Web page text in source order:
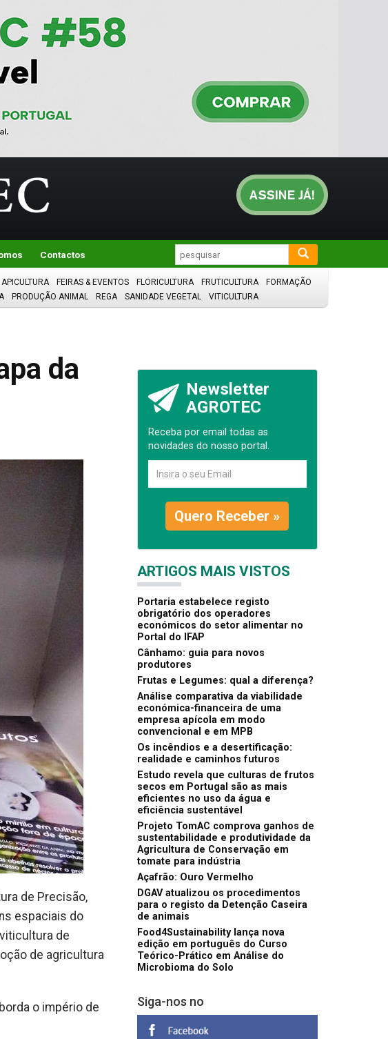
Contactos
APICULTURA FEIRAS & EVENTOS FLORICULTURA FRUTICULTURA
FORMAÇÃO
PRODUÇÃO ANIMAL REGA SANIDADE VEGETAL VITICULTURA
da
de Precisão,
espaciais do
de
de agricultura
o império de
Newsletter
AGROTEC
Receba por email todas as
novidades do nosso portal.
Quero Receber »
ARTIGOS MAIS VISTOS
Portaria estabelece registo
obrigatório dos operadores
económicos do setor alimentar no
Portal do IFAP
Cânhamo: guia para novos
produtores
Frutas e Legumes: qual a diferença?
Análise comparativa da viabilidade
económica-financeira de uma
empresa apícola em modo
convencional e em MPB
Os incêndios e a desertificação:
realidade e caminhos futuros
Estudo revela que culturas de frutos
secos em Portugal são as mais
eficientes no uso da água e
eficiência sustentável
Projeto TomAC comprova ganhos de
sustentabilidade e produtividade da
Agricultura de Conservação em
tomate para indústria
Açafrão: Ouro Vermelho
DGAV atualizou os procedimentos
para o registo da Detenção Caseira
de animais
Food4Sustainability lança nova
edição em português do Curso
Teórico-Prático em Análise do
Microbioma do Solo
Siga-nos no